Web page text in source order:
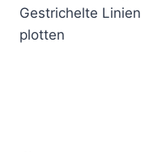
Gestrichelte Linien
plotten